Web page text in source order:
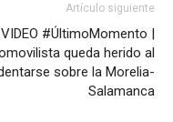
Artículo siguiente
#ÚltimoMomento |
queda herido al
sobre la Morelia-
Salamanca